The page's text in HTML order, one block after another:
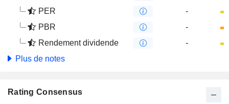
PER
-
PBR
-
Rendement dividende
-
Plus de notes
Rating Consensus